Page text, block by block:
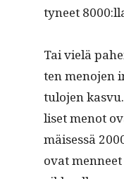
tyneet
Tai vielä
ten meno­jen
tulo­jen
liset menot
mäisessä
ovat